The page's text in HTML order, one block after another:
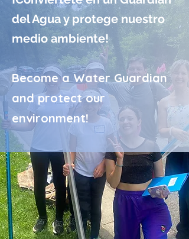
del Agua y protege nuestro
medio ambiente!
Become a Water Guardian
and protect our
environment!